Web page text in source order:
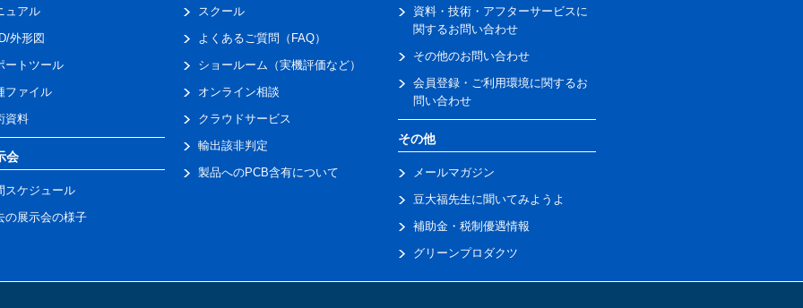
ュアル
外形図
ートツール
ファイル
資料
会
スケジュール
の展示会の様子
スクール
よくあるご質問（FAQ）
ショールーム（実機評価など）
オンライン相談
クラウドサービス
輸出該非判定
製品へのPCB含有について
資料・技術・アフターサービスに
関するお問い合わせ
その他のお問い合わせ
会員登録・ご利用環境に関するお
問い合わせ
その他
メールマガジン
豆大福先生に聞いてみようよ
補助金・税制優遇情報
グリーンプロダクツ